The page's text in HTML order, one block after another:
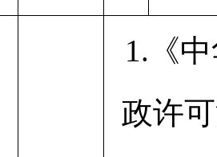
1.《
政许